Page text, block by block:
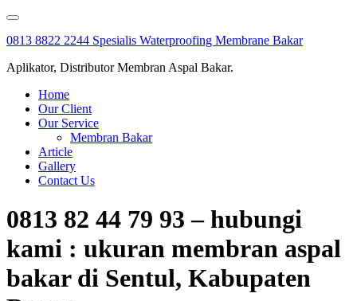
Skip
content
0813 8822 2244 Spesialis Waterproofing Membrane Bakar
Aplikator, Distributor Membran Aspal Bakar.
Home
Our Client
Our Service
Membran Bakar
Article
Gallery
Contact Us
0813 82 44 79 93 – hubungi
kami : ukuran membran aspal
bakar di Sentul, Kabupaten